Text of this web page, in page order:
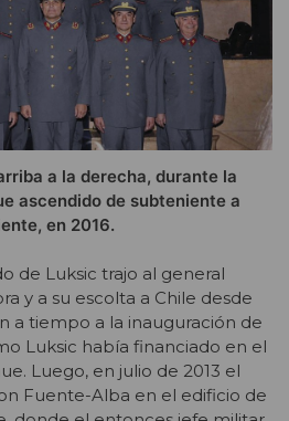
a la derecha, durante la
ascendido de subteniente a
en 2016.
de Luksic trajo al general
y a su escolta a Chile desde
a tiempo a la inauguración de
Luksic había financiado en el
Luego, en julio de 2013 el
Fuente-Alba en el edificio de